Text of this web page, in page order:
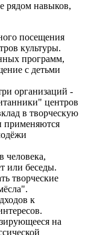
рядом навыков,
посещения
культуры.
программ,
с детьми
организаций -
центров
в творческую
применяются
человека,
или беседы.
творческие
к
на